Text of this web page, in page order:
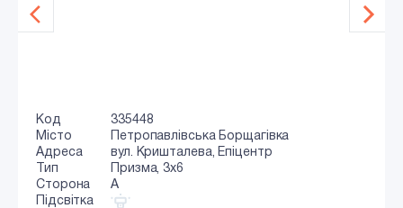
Код
335448
Місто
Петропавлівська Борщагівка
Адреса
вул. Кришталева, Епіцентр
Тип
Призма, 3x6
Сторона
A
Підсвітка